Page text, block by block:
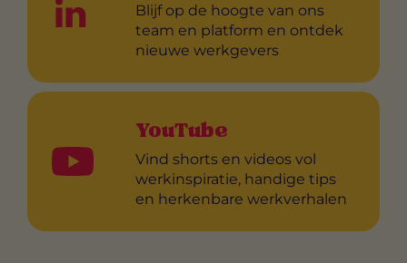
Blijf op de hoogte van ons
team en platform en ontdek
nieuwe werkgevers
YouTube
Vind shorts en videos vol
werkinspiratie, handige tips
en herkenbare werkverhalen